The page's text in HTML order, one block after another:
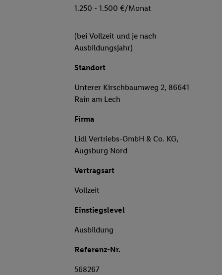
1.250 - 1.500 €/Monat
(bei Vollzeit und je nach
Ausbildungsjahr)
Standort
Unterer Kirschbaumweg 2, 86641
Rain am Lech
Firma
Lidl Vertriebs-GmbH & Co. KG,
Augsburg Nord
Vertragsart
Vollzeit
Einstiegslevel
Ausbildung
Referenz-Nr.
568267